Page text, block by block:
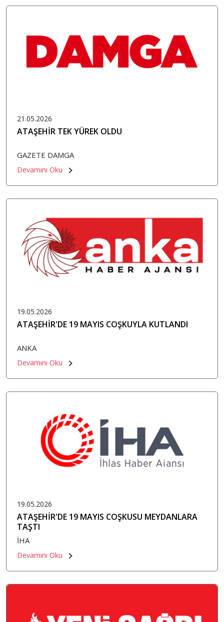
21.05.2026
ATAŞEHİR TEK YÜREK OLDU
GAZETE DAMGA
Devamını Oku
19.05.2026
ATAŞEHİR'DE 19 MAYIS COŞKUYLA KUTLANDI
ANKA
Devamını Oku
19.05.2026
ATAŞEHİR'DE 19 MAYIS COŞKUSU MEYDANLARA
TAŞTI
İHA
Devamını Oku